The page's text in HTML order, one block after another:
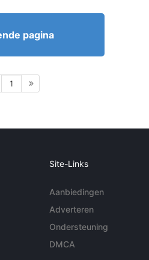
pagina
1
Site-Links
Aanbiedingen
Adverteren
Ondersteuning
DMCA